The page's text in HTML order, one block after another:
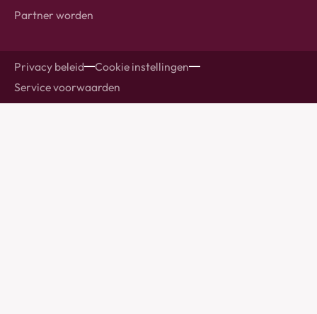
Partner worden
Privacy beleid
Cookie instellingen
Service voorwaarden